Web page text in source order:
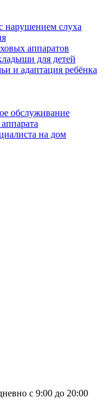
нарушением слуха
аппаратов
для детей
и адаптация ребёнка
обслуживание
на дом
с 9:00 до 20:00